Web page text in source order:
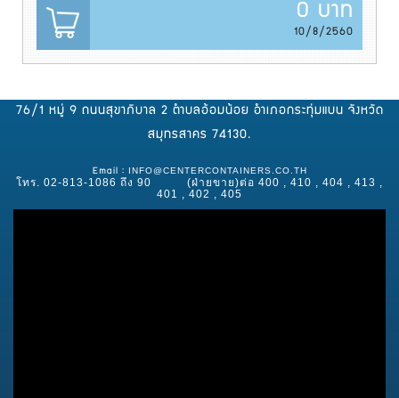
0 บาท
10/8/2560
76/1 หมู่ 9 ถนนสุขาภิบาล 2 ตำบลอ้อมน้อย อำเภอกระทุ่มแบน จังหวัด
สมุทรสาคร 74130.
Email : INFO@CENTERCONTAINERS.CO.TH
โทร. 02-813-1086 ถึง 90 (ฝ่ายขาย)ต่อ 400 , 410 , 404 , 413 ,
401 , 402 , 405